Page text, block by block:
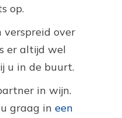
op.
over
er altijd wel
u in de buurt.
in wijn.
graag in een